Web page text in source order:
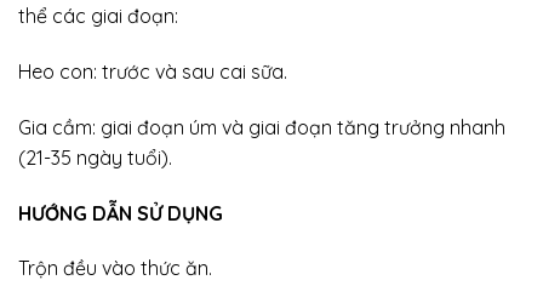
thể các giai đoạn:
Heo con: trước và sau cai sữa.
Gia cầm: giai đoạn úm và giai đoạn tăng trưởng nhanh
(21-35 ngày tuổi).
HƯỚNG DẪN SỬ DỤNG
Trộn đều vào thức ăn.